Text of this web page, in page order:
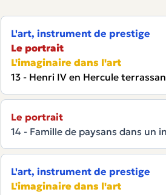
L'art, instrument de prestige
Le portrait
L'imaginaire dans l'art
13 - Henri IV en Hercule
Le portrait
14 - Famille de paysans dans un
L'art, instrument de prestige
L'imaginaire dans l'art